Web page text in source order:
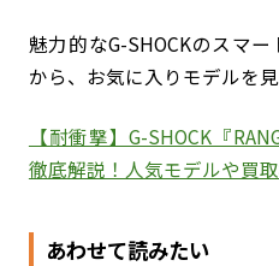
魅力的なG-SHOCKのスマ
から、お気に入りモデルを
【耐衝撃】G-SHOCK『
徹底解説！人気モデルや買
あわせて読みたい